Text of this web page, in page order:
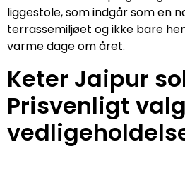
liggestole, som indgår som en
terrassemiljøet og ikke bare
varme dage om året.
Keter Jaipur
Prisvenligt